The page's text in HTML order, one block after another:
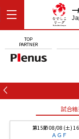
一
TOP
PARTNER
試合
第15節 08/08 (土)
ＡＧＦ